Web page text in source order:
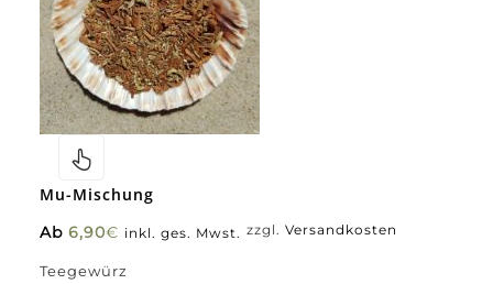
Mu-Mischung
Ab 6,90€ inkl. ges. Mwst.
Teegewürz
zzgl. Versandkosten